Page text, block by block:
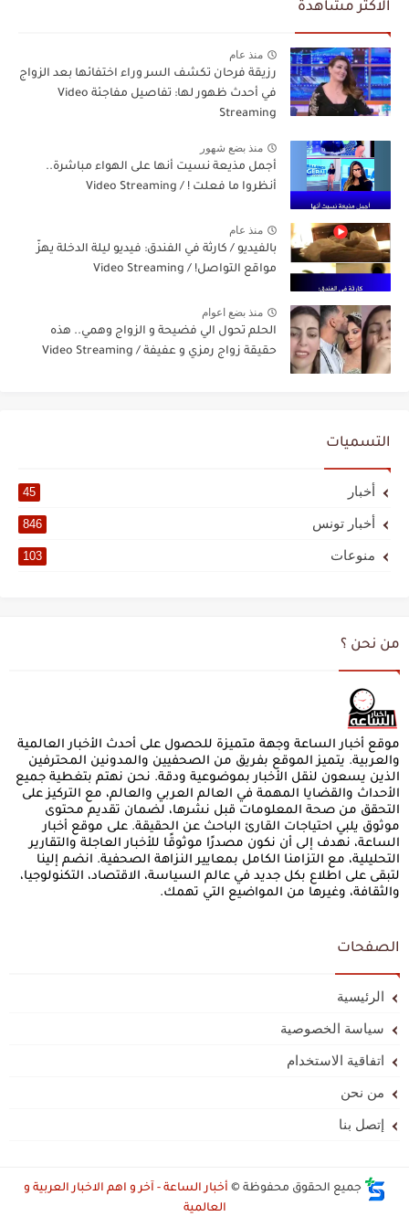
الاكثر مشاهدة
منذ عام
رزيقة فرحان تكشف السر وراء اختفائها بعد الزواج
في أحدث ظهور لها: تفاصيل مفاجئة Video
Streaming
منذ بضع شهور
أجمل مذيعة نسيت أنها على الهواء مباشرة..
أنظروا ما فعلت ! / Video Streaming
منذ عام
بالفيديو / كارثة في الفندق: فيديو ليلة الدخلة يهزّ
مواقع التواصل! / Video Streaming
منذ بضع اعوام
الحلم تحول الي فضيحة و الزواج وهمي.. هذه
حقيقة زواج رمزي و عفيفة / Video Streaming
التسميات
أخبار 45
أخبار تونس 846
منوعات 103
من نحن ؟
موقع أخبار الساعة وجهة متميزة للحصول على أحدث الأخبار العالمية
والعربية. يتميز الموقع بفريق من الصحفيين والمدونين المحترفين
الذين يسعون لنقل الأخبار بموضوعية ودقة. نحن نهتم بتغطية جميع
الأحداث والقضايا المهمة في العالم العربي والعالم، مع التركيز على
التحقق من صحة المعلومات قبل نشرها، لضمان تقديم محتوى
موثوق يلبي احتياجات القارئ الباحث عن الحقيقة. على موقع أخبار
الساعة، نهدف إلى أن نكون مصدرًا موثوقًا للأخبار العاجلة والتقارير
التحليلية، مع التزامنا الكامل بمعايير النزاهة الصحفية. انضم إلينا
لتبقى على اطلاع بكل جديد في عالم السياسة، الاقتصاد، التكنولوجيا،
والثقافة، وغيرها من المواضيع التي تهمك.
الصفحات
الرئيسية
سياسة الخصوصية
اتفاقية الاستخدام
من نحن
إتصل بنا
جميع الحقوق محفوظة © أخبار الساعة - آخر و اهم الاخبار العربية و
العالمية